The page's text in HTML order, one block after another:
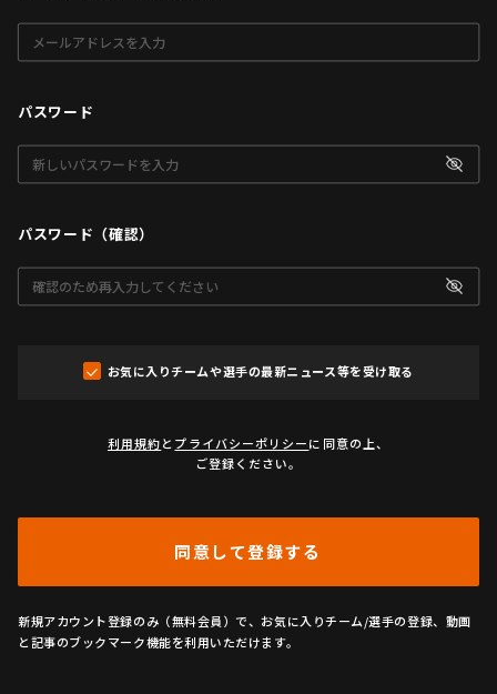
パスワード
パスワード（確認）
お気に入りチームや選手の最新ニュース等を受け取る
利用規約と プライバシーポリシーに同意の上、
ご登録ください。
同意して登録する
新規アカウント登録のみ（無料会員）で、お気に入りチーム/選手の登録、動画
と記事のブックマーク機能を利用いただけます。